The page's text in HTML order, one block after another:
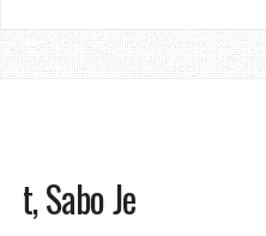
Best, Baguslah!